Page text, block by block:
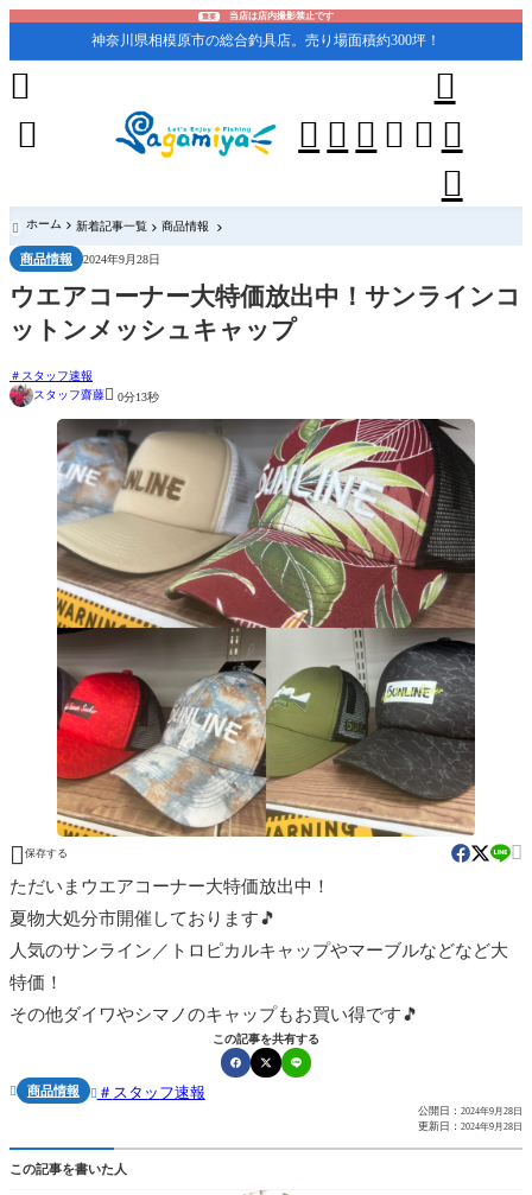
重要 当店は店内撮影禁止です
神奈川県相模原市の総合釣具店。売り場面積約300坪！
    





 ホーム 新着記事一覧 商品情報
商品情報 2024年9月28日
ウエアコーナー大特価放出中！サンラインコ
ットンメッシュキャップ
スタッフ速報
スタッフ齋藤 0分13秒
 保存する 
ただいまウエアコーナー大特価放出中！
夏物大処分市開催しております🎵
人気のサンライン／トロピカルキャップやマーブルなどなど大
特価！
その他ダイワやシマノのキャップもお買い得です🎵
この記事を共有する
 商品情報  スタッフ速報
公開日： 2024年9月28日
更新日： 2024年9月28日
この記事を書いた人